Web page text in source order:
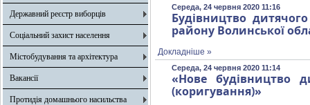
Державний реєстр виборців
Соціальний захист населення
Містобудування та архітектура
Вакансії
Протидія домашнього насильства
Середа, 24 червня 2020 11:16
Будівництво
району Волинської
Докладніше »
Середа, 24 червня 2020 11:14
«Нове будівництво
(коригування)»